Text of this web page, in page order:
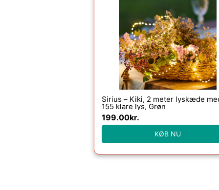
Sirius – Kiki, 2 meter lyskæde
155 klare lys, Grøn
199.00kr.
KØB NU